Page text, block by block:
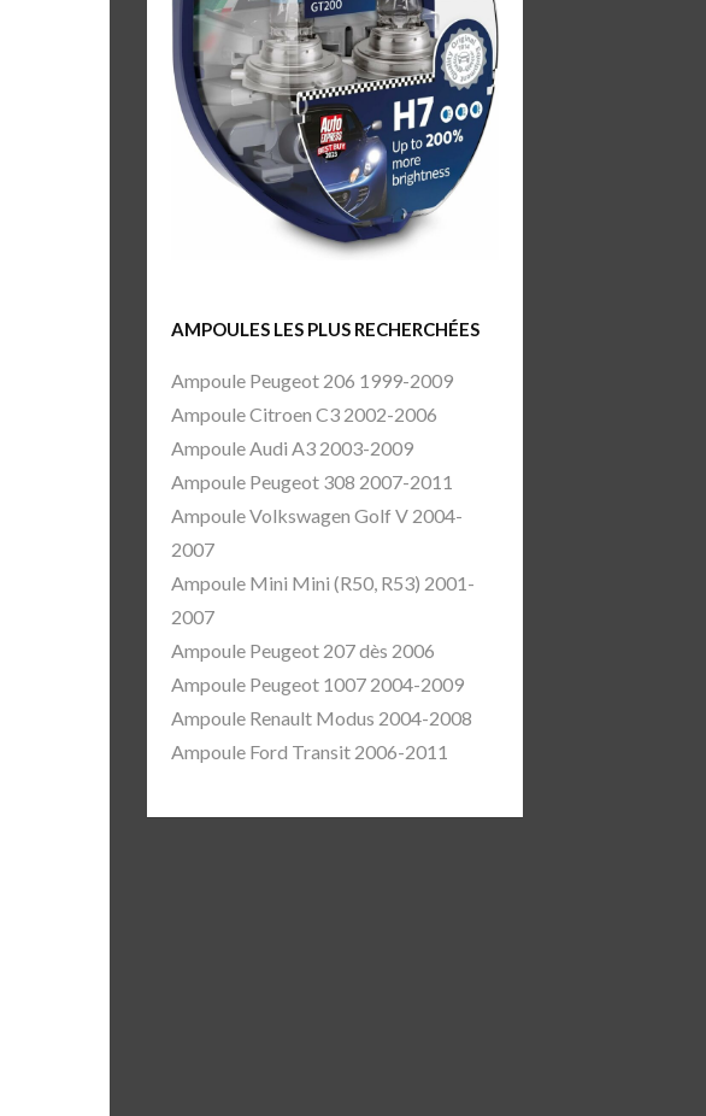
AMPOULES LES PLUS RECHERCHÉES
Ampoule Peugeot 206 1999-2009
Ampoule Citroen C3 2002-2006
Ampoule Audi A3 2003-2009
Ampoule Peugeot 308 2007-2011
Ampoule Volkswagen Golf V 2004-
2007
Ampoule Mini Mini (R50, R53) 2001-
2007
Ampoule Peugeot 207 dès 2006
Ampoule Peugeot 1007 2004-2009
Ampoule Renault Modus 2004-2008
Ampoule Ford Transit 2006-2011